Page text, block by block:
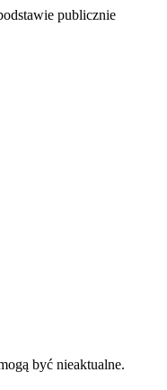
publicznie
być nieaktualne.